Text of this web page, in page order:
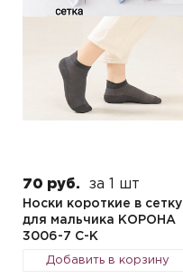
70 руб. за 1 шт
Носки короткие в сетку
для мальчика КОРОНА
3006-7 C-K
Добавить в корзину